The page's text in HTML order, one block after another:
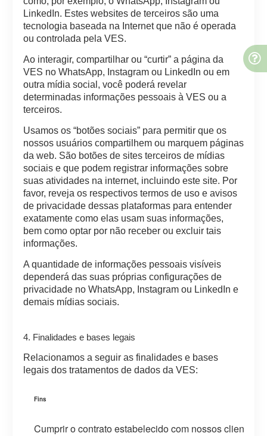
LinkedIn. Estes websites de terceiros são uma
tecnologia baseada na Internet que não é operada
ou controlada pela VES.
Ao interagir, compartilhar ou “curtir” a página da
VES no WhatsApp, Instagram ou LinkedIn ou em
outra mídia social, você poderá revelar
determinadas informações pessoais à VES ou a
terceiros.
Usamos os “botões sociais” para permitir que os
nossos usuários compartilhem ou marquem páginas
da web. São botões de sites terceiros de mídias
sociais e que podem registrar informações sobre
suas atividades na internet, incluindo este site. Por
favor, reveja os respectivos termos de uso e avisos
de privacidade dessas plataformas para entender
exatamente como elas usam suas informações,
bem como optar por não receber ou excluir tais
informações.
A quantidade de informações pessoais visíveis
dependerá das suas próprias configurações de
privacidade no WhatsApp, Instagram ou LinkedIn e
demais mídias sociais.
4. Finalidades e bases legais
Relacionamos a seguir as finalidades e bases
legais dos tratamentos de dados da VES:
Fins
Cumprir o contrato estabelecido com nossos clientes.